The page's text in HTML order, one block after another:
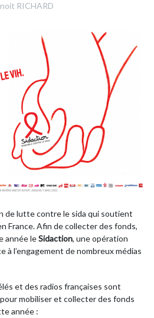
RICHARD
de lutte contre le sida qui soutient
France. Afin de collecter des fonds,
année leSidaction, une opération
à l’engagement de nombreux médias
et des radios françaises sont
pour mobiliser et collecter des fonds
année :